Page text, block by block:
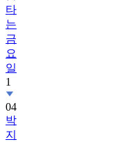
타
는
금
요
일
1
04
박
지